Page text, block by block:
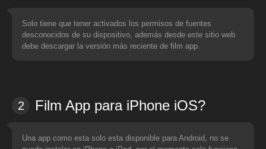
Solo tiene que tener activados los permisos de fuentes
desconocidos de su dispositivo, además desde este sitio web
debe descargar la versión más reciente de film app.
2 Film App para iPhone iOS?
Una app como esta solo esta disponible para Android, no se